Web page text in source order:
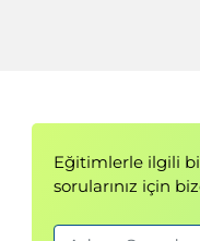
Eğitimlerle ilgili
sorularınız için